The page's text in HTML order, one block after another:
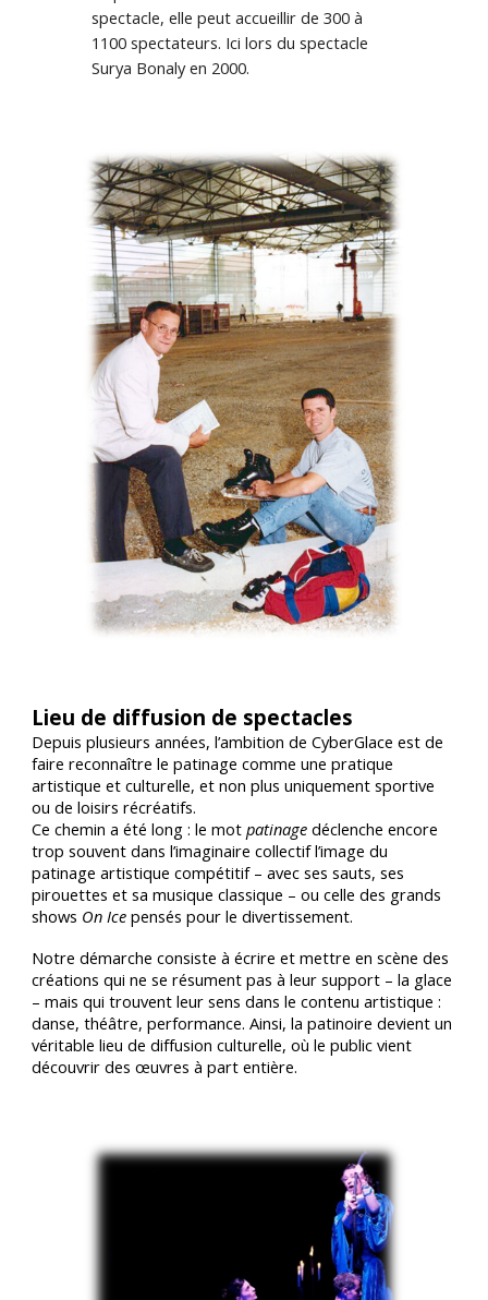
spectacle, elle peut accueillir de 300 à
1100 spectateurs. Ici lors du spectacle
Surya Bonaly en 2000.
Lieu de diffusion de spectacles
Depuis plusieurs années, l’ambition de CyberGlace est de
faire reconnaître le patinage comme une pratique
artistique et culturelle, et non plus uniquement sportive
ou de loisirs récréatifs.
Ce chemin a été long : le motpatinage déclenche encore
trop souvent dans l’imaginaire collectif l’image du
patinage artistique compétitif – avec ses sauts, ses
pirouettes et sa musique classique – ou celle des grands
shows On Ice pensés pour le divertissement.
Notre démarche consiste à écrire et mettre en scène des
créations qui ne se résument pas à leur support – la glace
– mais qui trouvent leur sens dans le contenu artistique :
danse, théâtre, performance. Ainsi, la patinoire devient un
véritable lieu de diffusion culturelle, où le public vient
découvrir des œuvres à part entière.